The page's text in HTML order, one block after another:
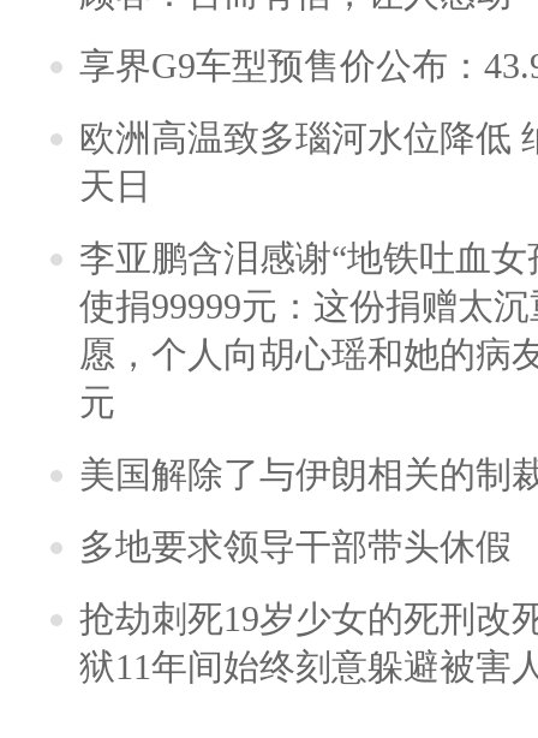
享界G9车型预售价公布：
欧洲高温致多瑙河水位降低
天日
李亚鹏含泪感谢“地铁吐血
使捐99999元：这份捐赠太
愿，个人向胡心瑶和她的病
元
美国解除了与伊朗相关的制
多地要求领导干部带头休假
抢劫刺死19岁少女的死刑改
狱11年间始终刻意躲避被害